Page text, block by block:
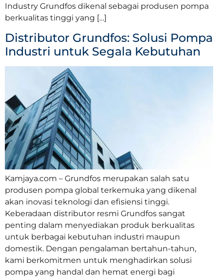
Industry Grundfos dikenal sebagai produsen pompa
berkualitas tinggi yang […]
Distributor Grundfos: Solusi Pompa
Industri untuk Segala Kebutuhan
Kamjaya.com – Grundfos merupakan salah satu
produsen pompa global terkemuka yang dikenal
akan inovasi teknologi dan efisiensi tinggi.
Keberadaan distributor resmi Grundfos sangat
penting dalam menyediakan produk berkualitas
untuk berbagai kebutuhan industri maupun
domestik. Dengan pengalaman bertahun-tahun,
kami berkomitmen untuk menghadirkan solusi
pompa yang handal dan hemat energi bagi